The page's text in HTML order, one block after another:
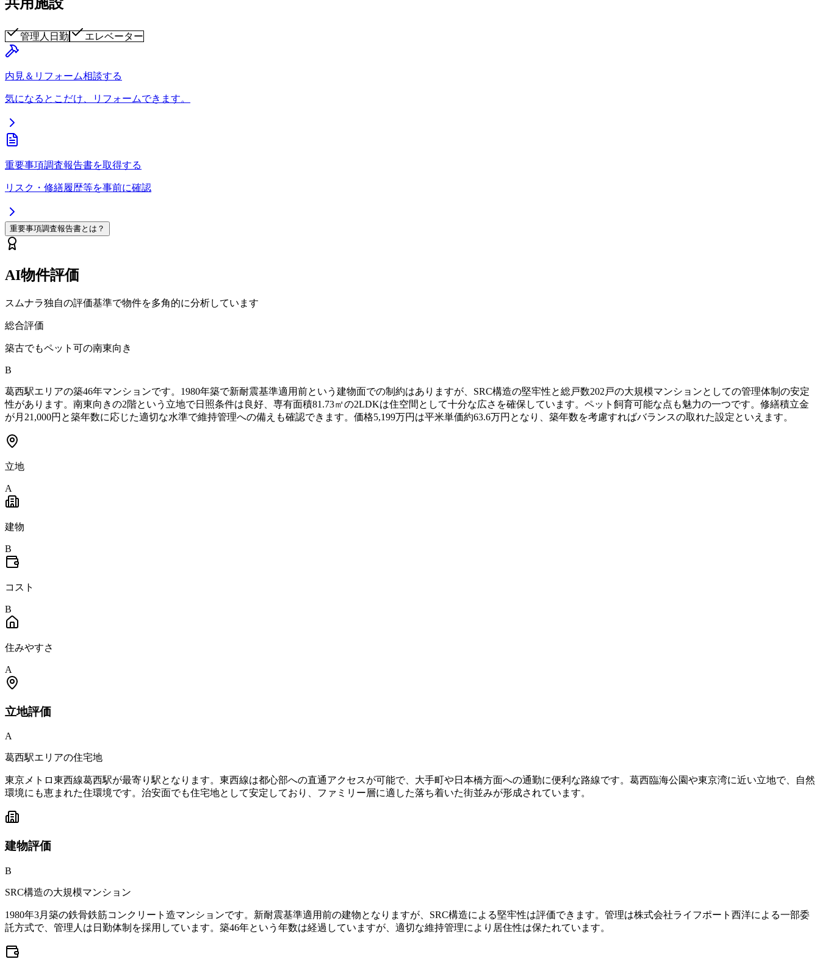
共用施設
管理人日勤 エレベーター
内見＆リフォーム相談する
気になるとこだけ、リフォームできます。
重要事項調査報告書を取得する
リスク・修繕履歴等を事前に確認
重要事項調査報告書とは？
AI物件評価
スムナラ独自の評価基準で物件を多角的に分析しています
総合評価
築古でもペット可の南東向き
B
葛西駅エリアの築46年マンションです。1980年築で新耐震基準適用前という建物面での制約はありますが、SRC構造の堅牢性と総戸数202戸の大規模マンションとしての管理体制の安定
性があります。南東向きの2階という立地で日照条件は良好、専有面積81.73㎡の2LDKは住空間として十分な広さを確保しています。ペット飼育可能な点も魅力の一つです。修繕積立金
が月21,000円と築年数に応じた適切な水準で維持管理への備えも確認できます。価格5,199万円は平米単価約63.6万円となり、築年数を考慮すればバランスの取れた設定といえます。
立地
A
建物
B
コスト
B
住みやすさ
A
立地評価
A
葛西駅エリアの住宅地
東京メトロ東西線葛西駅が最寄り駅となります。東西線は都心部への直通アクセスが可能で、大手町や日本橋方面への通勤に便利な路線です。葛西臨海公園や東京湾に近い立地で、自然
環境にも恵まれた住環境です。治安面でも住宅地として安定しており、ファミリー層に適した落ち着いた街並みが形成されています。
建物評価
B
SRC構造の大規模マンション
1980年3月築の鉄骨鉄筋コンクリート造マンションです。新耐震基準適用前の建物となりますが、SRC構造による堅牢性は評価できます。管理は株式会社ライフポート西洋による一部委
託方式で、管理人は日勤体制を採用しています。築46年という年数は経過していますが、適切な維持管理により居住性は保たれています。